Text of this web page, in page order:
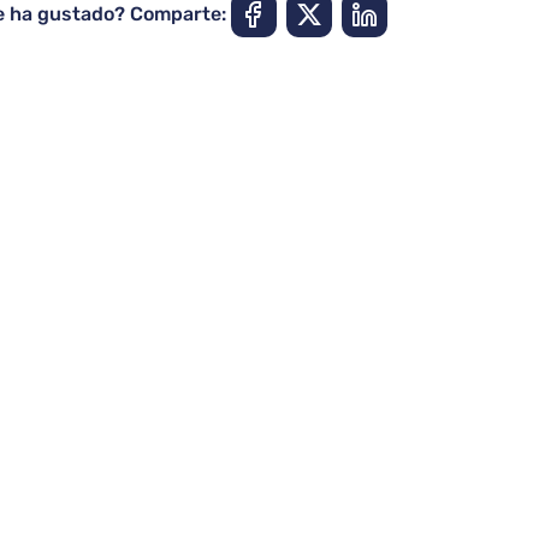
ha gustado? Comparte: